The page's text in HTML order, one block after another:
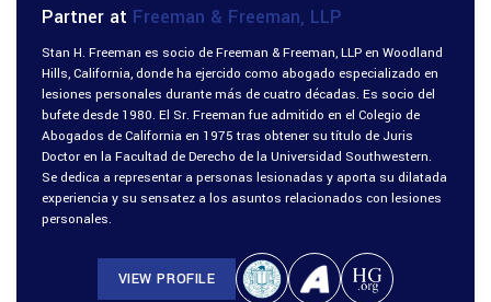
Partner at Freeman & Freeman, LLP
Stan H. Freeman es socio de Freeman & Freeman, LLP en Woodland
Hills, California, donde ha ejercido como abogado especializado en
lesiones personales durante más de cuatro décadas. Es socio del
bufete desde 1980. El Sr. Freeman fue admitido en el Colegio de
Abogados de California en 1975 tras obtener su título de Juris
Doctor en la Facultad de Derecho de la Universidad Southwestern.
Se dedica a representar a personas lesionadas y aporta su dilatada
experiencia y su sensatez a los asuntos relacionados con lesiones
personales.
VIEW PROFILE